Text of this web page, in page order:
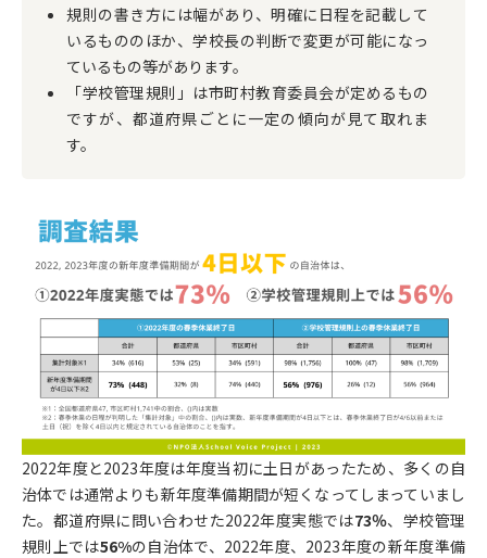
規則の書き方には幅があり、明確に日程を記載して
いるもののほか、学校長の判断で変更が可能になっ
ているもの等があります。
「学校管理規則」は市町村教育委員会が定めるもの
ですが、都道府県ごとに一定の傾向が見て取れま
す。
2022年度と2023年度は年度当初に土日があったため、多くの自
治体では通常よりも新年度準備期間が短くなってしまっていまし
た。都道府県に問い合わせた2022年度実態では73％、学校管理
規則上では56%の自治体で、2022年度、2023年度の新年度準備